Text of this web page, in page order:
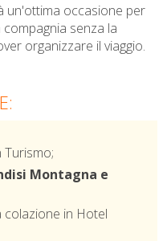
un'ottima occasione per
senza la
organizzare il viaggio.
Turismo;
Montagna e
in Hotel